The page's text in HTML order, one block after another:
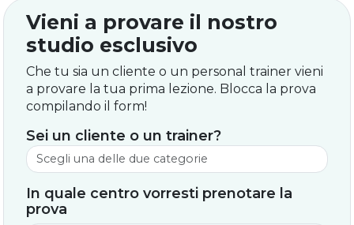
Vieni a provare il nostro
studio esclusivo
Che tu sia un cliente o un personal trainer vieni
a provare la tua prima lezione. Blocca la prova
compilando il form!
Sei un cliente o un trainer?
In quale centro vorresti prenotare la
prova